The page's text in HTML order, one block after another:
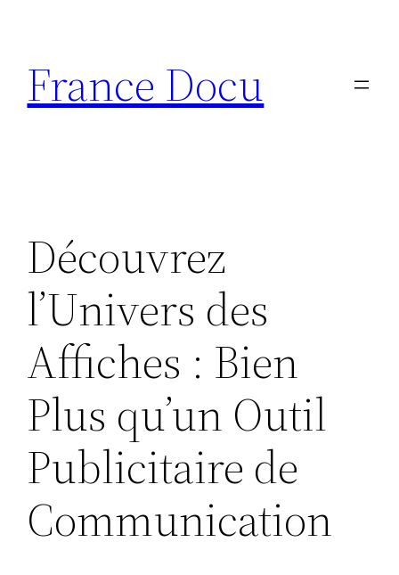
contenu
France Docu
Découvrez
l’Univers des
Affiches : Bien
Plus qu’un Outil
Publicitaire de
Communication